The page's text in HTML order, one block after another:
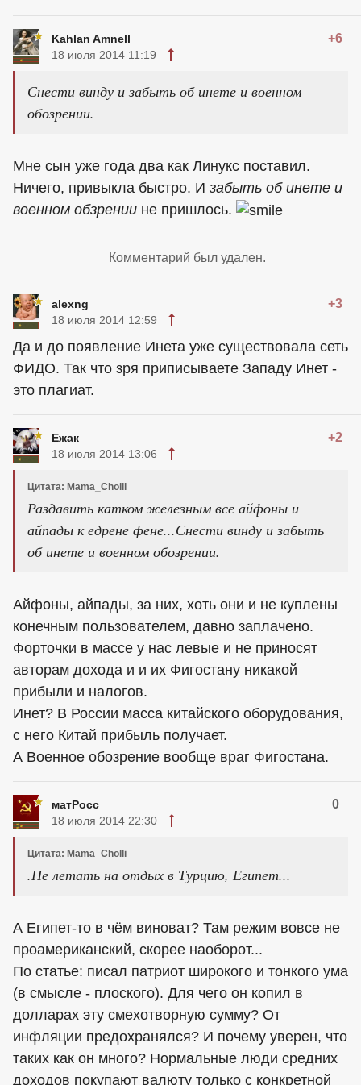
Kahlan Amnell +6
18 июля 2014 11:19
Снести винду и забыть об инете и военном
обозрении.
Мне сын уже года два как Линукс поставил.
Ничего, привыкла быстро. И забыть об инете и
военном обзрении не пришлось.
Комментарий был удален.
alexng +3
18 июля 2014 12:59
Да и до появление Инета уже существовала сеть
ФИДО. Так что зря приписываете Западу Инет -
это плагиат.
Ежак +2
18 июля 2014 13:06
Цитата: Mama_Cholli
Раздавить катком железным все айфоны и
айпады к едрене фене...Снести винду и забыть
об инете и военном обозрении.
Айфоны, айпады, за них, хоть они и не куплены
конечным пользователем, давно заплачено.
Форточки в массе у нас левые и не приносят
авторам дохода и и их Фигостану никакой
прибыли и налогов.
Инет? В России масса китайского оборудования,
с него Китай прибыль получает.
А Военное обозрение вообще враг Фигостана.
матРосс 0
18 июля 2014 22:30
Цитата: Mama_Cholli
.Не летать на отдых в Турцию, Египет...
А Египет-то в чём виноват? Там режим вовсе не
проамериканский, скорее наоборот...
По статье: писал патриот широкого и тонкого ума
(в смысле - плоского). Для чего он копил в
долларах эту смехотворную сумму? От
инфляции предохранялся? И почему уверен, что
таких как он много? Нормальные люди средних
доходов покупают валюту только с конкретной